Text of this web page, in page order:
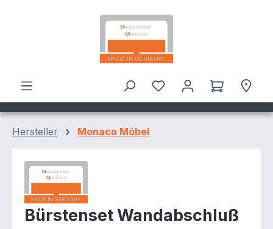
Zum Hauptinhalt springen
Hersteller Monaco Möbel
Bürstenset Wandabschluß